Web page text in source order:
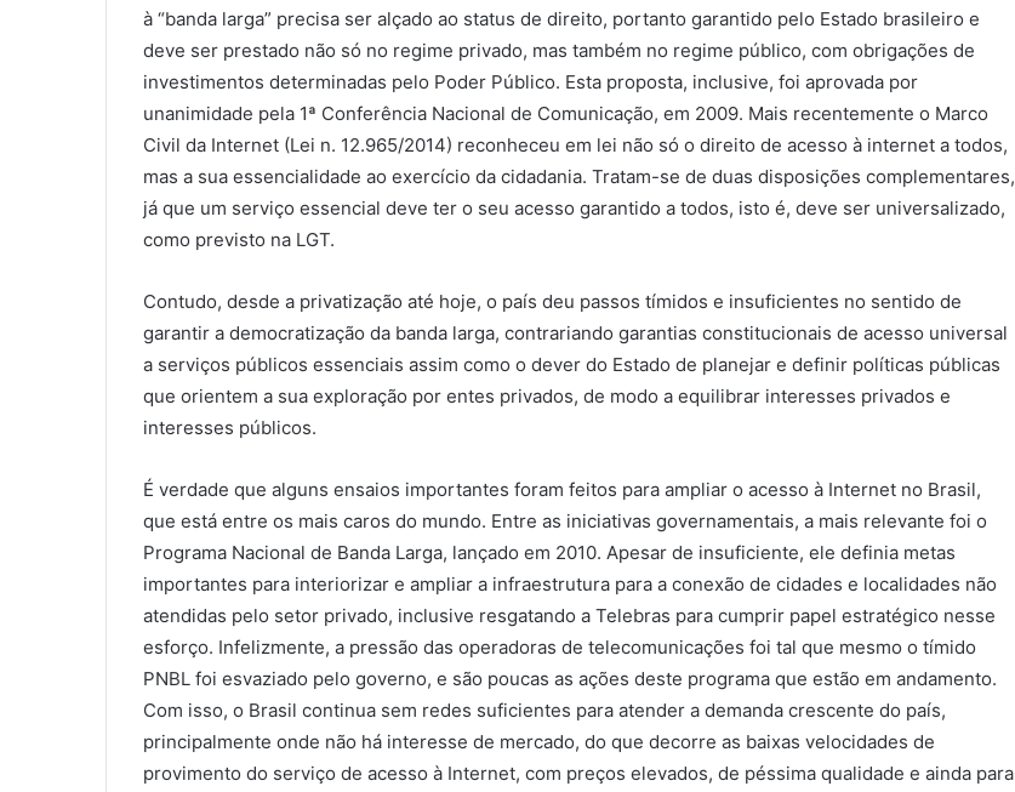
à “banda larga” precisa ser alçado ao status de direito, portanto garantido pelo Estado brasileiro e
deve ser prestado não só no regime privado, mas também no regime público, com obrigações de
investimentos determinadas pelo Poder Público. Esta proposta, inclusive, foi aprovada por
unanimidade pela 1ª Conferência Nacional de Comunicação, em 2009. Mais recentemente o Marco
Civil da Internet (Lei n. 12.965/2014) reconheceu em lei não só o direito de acesso à internet a todos,
mas a sua essencialidade ao exercício da cidadania. Tratam-se de duas disposições complementares,
já que um serviço essencial deve ter o seu acesso garantido a todos, isto é, deve ser universalizado,
como previsto na LGT.
Contudo, desde a privatização até hoje, o país deu passos tímidos e insuficientes no sentido de
garantir a democratização da banda larga, contrariando garantias constitucionais de acesso universal
a serviços públicos essenciais assim como o dever do Estado de planejar e definir políticas públicas
que orientem a sua exploração por entes privados, de modo a equilibrar interesses privados e
interesses públicos.
É verdade que alguns ensaios importantes foram feitos para ampliar o acesso à Internet no Brasil,
que está entre os mais caros do mundo. Entre as iniciativas governamentais, a mais relevante foi o
Programa Nacional de Banda Larga, lançado em 2010. Apesar de insuficiente, ele definia metas
importantes para interiorizar e ampliar a infraestrutura para a conexão de cidades e localidades não
atendidas pelo setor privado, inclusive resgatando a Telebras para cumprir papel estratégico nesse
esforço. Infelizmente, a pressão das operadoras de telecomunicações foi tal que mesmo o tímido
PNBL foi esvaziado pelo governo, e são poucas as ações deste programa que estão em andamento.
Com isso, o Brasil continua sem redes suficientes para atender a demanda crescente do país,
principalmente onde não há interesse de mercado, do que decorre as baixas velocidades de
provimento do serviço de acesso à Internet, com preços elevados, de péssima qualidade e ainda para